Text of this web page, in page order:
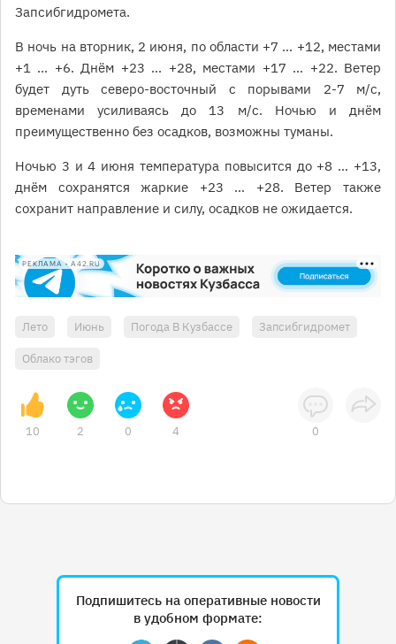
Запсибгидромета.
В ночь на вторник, 2 июня, по области +7 … +12, местами
+1 … +6. Днём +23 … +28, местами +17 … +22. Ветер
будет дуть северо-восточный с порывами 2-7 м/с,
временами усиливаясь до 13 м/с. Ночью и днём
преимущественно без осадков, возможны туманы.
Ночью 3 и 4 июня температура повысится до +8 … +13,
днём сохранятся жаркие +23 … +28. Ветер также
сохранит направление и силу, осадков не ожидается.
РЕКЛАМА • A42.RU
Лето Июнь Погода В Кузбассе Запсибгидромет
Облако тэгов
10 2 0 4 0
Подпишитесь на оперативные новости
в удобном формате: